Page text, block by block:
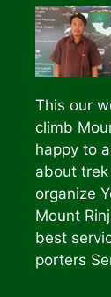
This our
climb
happy to
about
organize
Mount
best
porters